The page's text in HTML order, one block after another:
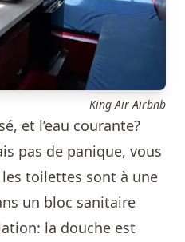
King Air Airbnb
et l’eau courante?
pas de panique, vous
toilettes sont à une
un bloc sanitaire
la douche est